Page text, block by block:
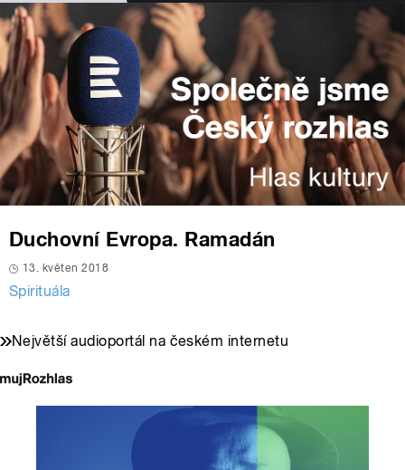
Duchovní Evropa. Ramadán
13. květen 2018
Spirituála
Největší audioportál na českém internetu